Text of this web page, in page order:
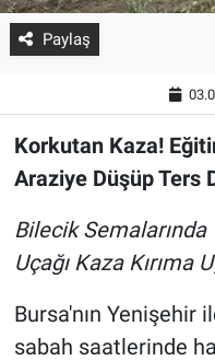
Paylaş
Korkutan Kaza!
Araziye Düşüp Ters
Bilecik
Uçağı Kaza Kırıma
Bursa'nın Yenişehir
sabah saatlerinde